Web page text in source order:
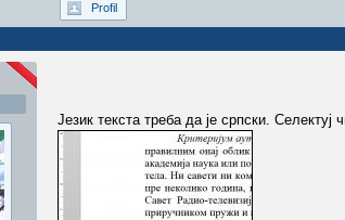
Profil
Језик текста треба да је српски.